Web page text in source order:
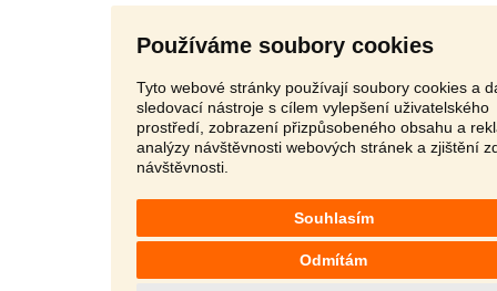
Používáme soubory cookies
Tyto webové stránky používají soubory cookies a
sledovací nástroje s cílem vylepšení uživatelského
prostředí, zobrazení přizpůsobeného obsahu a
analýzy návštěvnosti webových stránek a zjištění
návštěvnosti.
Souhlasím
Odmítám